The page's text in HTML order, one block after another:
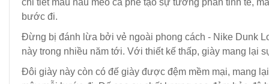
bước đi.
Đừng bị đánh lừa bởi vẻ ngoài phong cách - Nike Dunk
này trong nhiều năm tới. Với thiết kế thấp, giày mang lại
Đôi giày này còn có đế giày được đệm mềm mại, mang